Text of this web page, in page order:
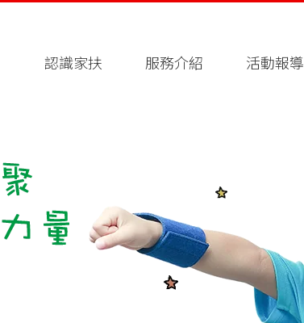
認識家扶 服務介紹 活動報導